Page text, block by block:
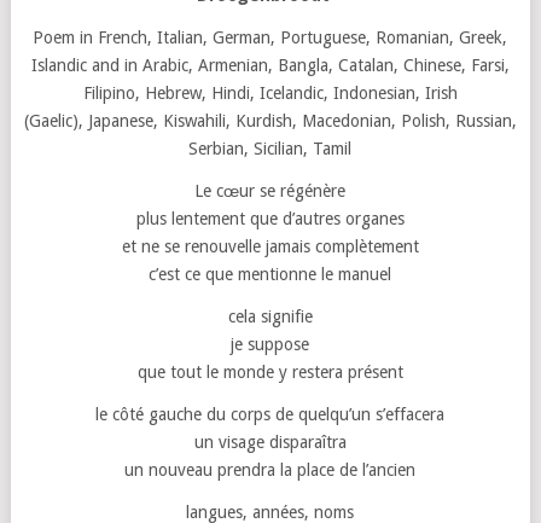
Poem in French, Italian, German, Portuguese, Romanian, Greek,
Islandic and in Arabic, Armenian, Bangla, Catalan, Chinese, Farsi,
Filipino, Hebrew, Hindi, Icelandic, Indonesian, Irish
(Gaelic), Japanese, Kiswahili, Kurdish, Macedonian, Polish, Russian,
Serbian, Sicilian, Tamil
Le cœur se régénère
plus lentement que d’autres organes
et ne se renouvelle jamais complètement
c’est ce que mentionne le manuel
cela signifie
je suppose
que tout le monde y restera présent
le côté gauche du corps de quelqu’un s’effacera
un visage disparaîtra
un nouveau prendra la place de l’ancien
langues, années, noms